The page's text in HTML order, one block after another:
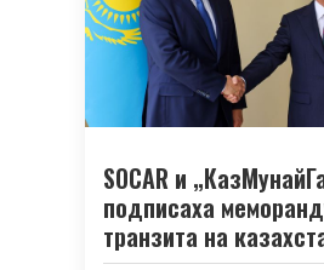
SOCAR и
подписаха
транзита на